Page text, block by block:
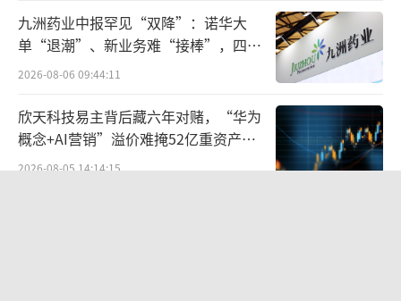
九洲药业中报罕见“双降”：诺华大
单“退潮”、新业务难“接棒”，四大
难关待闯
2026-08-06 09:44:11
欣天科技易主背后藏六年对赌，“华为
概念+AI营销”溢价难掩52亿重资产考
验
2026-08-05 14:14:15